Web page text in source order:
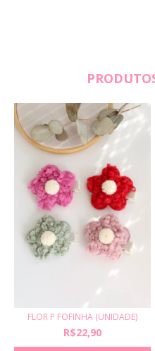
FLOR P FOFINHA (UNIDADE)
R$22,90